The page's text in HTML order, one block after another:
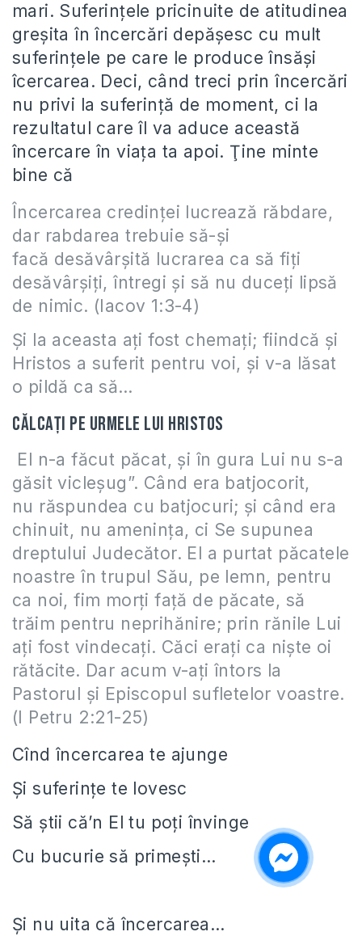
mari. Suferinţele pricinuite de atitudinea
greşita în încercări depăşesc cu mult
suferinţele pe care le produce însăşi
îcercarea. Deci, când treci prin încercări
nu privi la suferinţă de moment, ci la
rezultatul care îl va aduce această
încercare în viaţa ta apoi. Ţine minte
bine că
Încercarea credinţei lucrează răbdare,
dar rabdarea trebuie să-şi
facă desăvârşită lucrarea ca să fiţi
desăvârşiţi, întregi şi să nu duceţi lipsă
de nimic. (Iacov 1:3-4)
Şi la aceasta aţi fost chemaţi; fiindcă şi
Hristos a suferit pentru voi, şi v-a lăsat
o pildă ca să…
Călcați pe urmele lui Hristos
El n-a făcut păcat, şi în gura Lui nu s-a
găsit vicleşug”. Când era batjocorit,
nu răspundea cu batjocuri; şi când era
chinuit, nu ameninţa, ci Se supunea
dreptului Judecător. El a purtat păcatele
noastre în trupul Său, pe lemn, pentru
ca noi, fim morţi faţă de păcate, să
trăim pentru neprihănire; prin rănile Lui
aţi fost vindecaţi. Căci eraţi ca nişte oi
rătăcite. Dar acum v-aţi întors la
Pastorul şi Episcopul sufletelor voastre.
(I Petru 2:21-25)
Cînd încercarea te ajunge
Și suferințe te lovesc
Să știi că’n El tu poți învinge
Cu bucurie să primești…
Și nu uita că încercarea…